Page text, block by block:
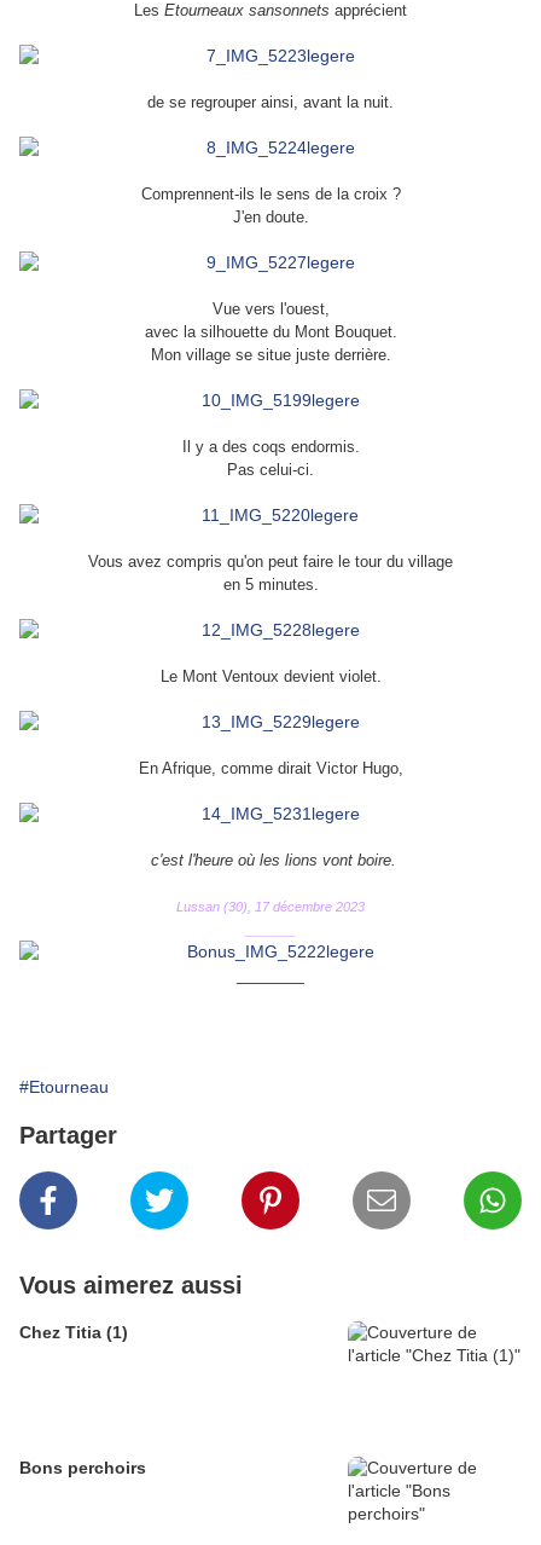
Les Etourneaux sansonnets apprécient
de se regrouper ainsi, avant la nuit.
Comprennent-ils le sens de la croix ?
J'en doute.
Vue vers l'ouest,
avec la silhouette du Mont Bouquet.
Mon village se situe juste derrière.
Il y a des coqs endormis.
Pas celui-ci.
Vous avez compris qu'on peut faire le tour du village
en 5 minutes.
Le Mont Ventoux devient violet.
En Afrique, comme dirait Victor Hugo,
c'est l'heure où les lions vont boire.
Lussan (30), 17 décembre 2023
#Etourneau
Partager
Vous aimerez aussi
Chez Titia (1)
Bons perchoirs